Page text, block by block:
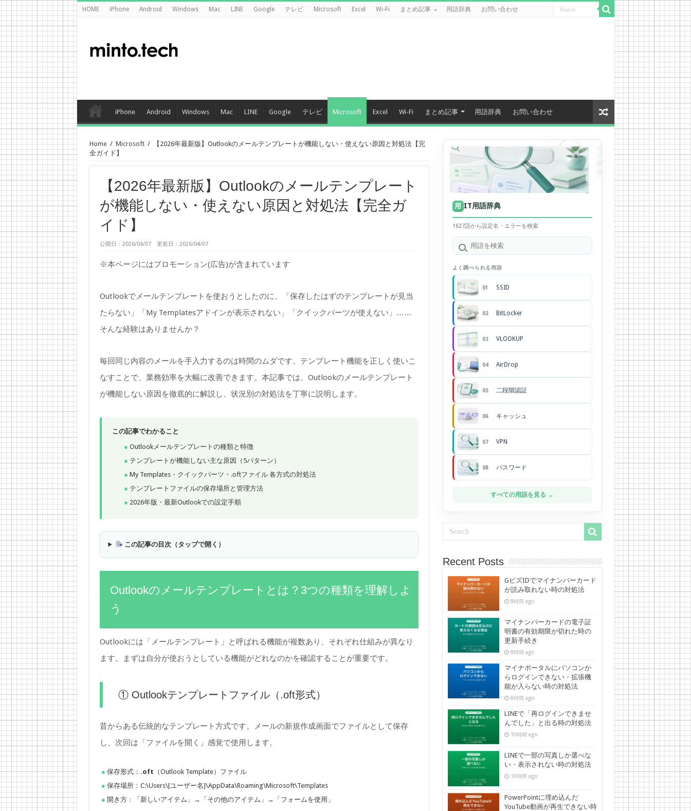
HOME iPhone Android Windows Mac LINE Google テレビ Microsoft Excel Wi-Fi まとめ記事 用語辞典 お問い合わせ
iPhone Android Windows Mac LINE Google テレビ Microsoft Excel Wi-Fi まとめ記事 用語辞典 お問い合わせ
Home / Microsoft /
【2026年最新版】Outlookのメールテンプレートが機能しない・使えない原因と対処法【完
全ガイド】
【2026年最新版】Outlookのメールテンプレート
が機能しない・使えない原因と対処法【完全ガ
イド】
公開日：2026/04/07 更新日：2026/04/07
※本ページにはプロモーション(広告)が含まれています
Outlookでメールテンプレートを使おうとしたのに、「保存したはずのテンプレートが見当
たらない」「My Templatesアドインが表示されない」「クイックパーツが使えない」……
そんな経験はありませんか？
毎回同じ内容のメールを手入力するのは時間のムダです。テンプレート機能を正しく使いこ
なすことで、業務効率を大幅に改善できます。本記事では、Outlookのメールテンプレート
が機能しない原因を徹底的に解説し、状況別の対処法を丁寧に説明します。
この記事でわかること
Outlookメールテンプレートの種類と特徴
テンプレートが機能しない主な原因（5パターン）
My Templates・クイックパーツ・.oftファイル 各方式の対処法
テンプレートファイルの保存場所と管理方法
2026年版・最新Outlookでの設定手順
この記事の目次（タップで開く）
Outlookのメールテンプレートとは？3つの種類を理解しよ
う
Outlookには「メールテンプレート」と呼ばれる機能が複数あり、それぞれ仕組みが異なり
ます。まずは自分が使おうとしている機能がどれなのかを確認することが重要です。
① Outlookテンプレートファイル（.oft形式）
昔からある伝統的なテンプレート方式です。メールの新規作成画面でファイルとして保存
し、次回は「ファイルを開く」感覚で使用します。
保存形式：.oft （Outlook Template）ファイル
保存場所：C:\Users\[ユーザー名]\AppData\Roaming\Microsoft\Templates
開き方：「新しいアイテム」→「その他のアイテム」→「フォームを使用」
用 IT用語辞典
1627語から設定名・エラーを検索
よく調べられる用語
01 SSID
02 BitLocker
03 VLOOKUP
04 AirDrop
05 二段階認証
06 キャッシュ
07 VPN
08 パスワード
すべての用語を見る →
Recent Posts
GビズIDでマイナンバーカード
が読み取れない時の対処法
8時間 ago
マイナンバーカードの電子証
明書の有効期限が切れた時の
更新手続き
8時間 ago
マイナポータルにパソコンか
らログインできない・拡張機
能が入らない時の対処法
8時間 ago
LINEで「再ログインできませ
んでした」と出る時の対処法
10時間 ago
LINEで一部の写真しか選べな
い・表示されない時の対処法
10時間 ago
PowerPointに埋め込んだ
YouTube動画が再生できない時